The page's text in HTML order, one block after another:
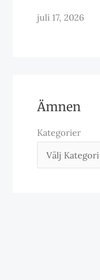
juli 17, 2026
Ämnen
Kategorier